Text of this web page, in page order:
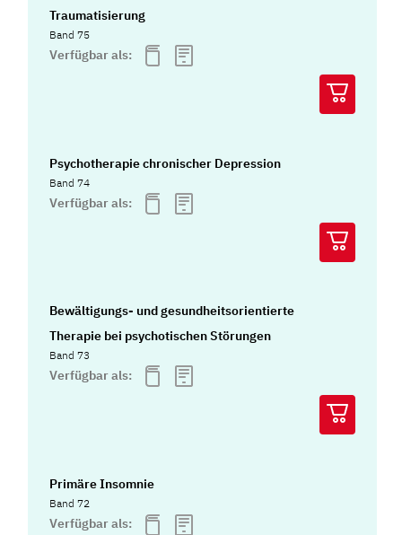
Traumatisierung
Band 75
Verfügbar als:
Psychotherapie chronischer Depression
Band 74
Verfügbar als:
Bewältigungs- und gesundheitsorientierte
Therapie bei psychotischen Störungen
Band 73
Verfügbar als:
Primäre Insomnie
Band 72
Verfügbar als: